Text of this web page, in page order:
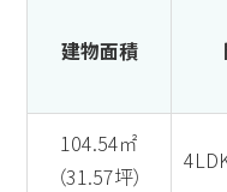
建物面積
104.54㎡
（31.57坪）